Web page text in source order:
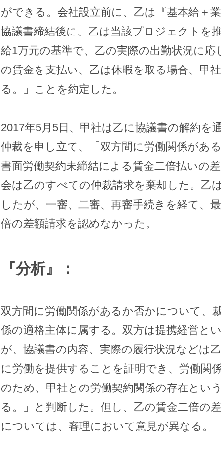
ができる。会社設立前に、乙は『基本給＋
協議書締結後に、乙は当該プロジェクトを
給1万元の基準で、乙の実際の出勤状況に
の賃金を支払い、乙は休暇を取る場合、甲
る。」ことを約定した。
2017年5月5日、甲社は乙に協議書の解約を
仲裁を申し立て、「双方間に労働関係があ
書面労働契約未締結による賃金二倍払いの
会は乙のすべての仲裁請求を棄却した。乙
したが、一審、二審、再審手続きを経て、
倍の差額請求を認めなかった。
『分析』：
双方間に労働関係があるか否かについて、
係の適格主体に属する。双方は提携経営と
が、協議書の内容、実際の履行状況などは
に労働を提供することを証明でき、労働関
のため、甲社との労働契約関係の存在とい
る。」と判断した。但し、乙の賃金二倍の
については、審理において意見が異なる。